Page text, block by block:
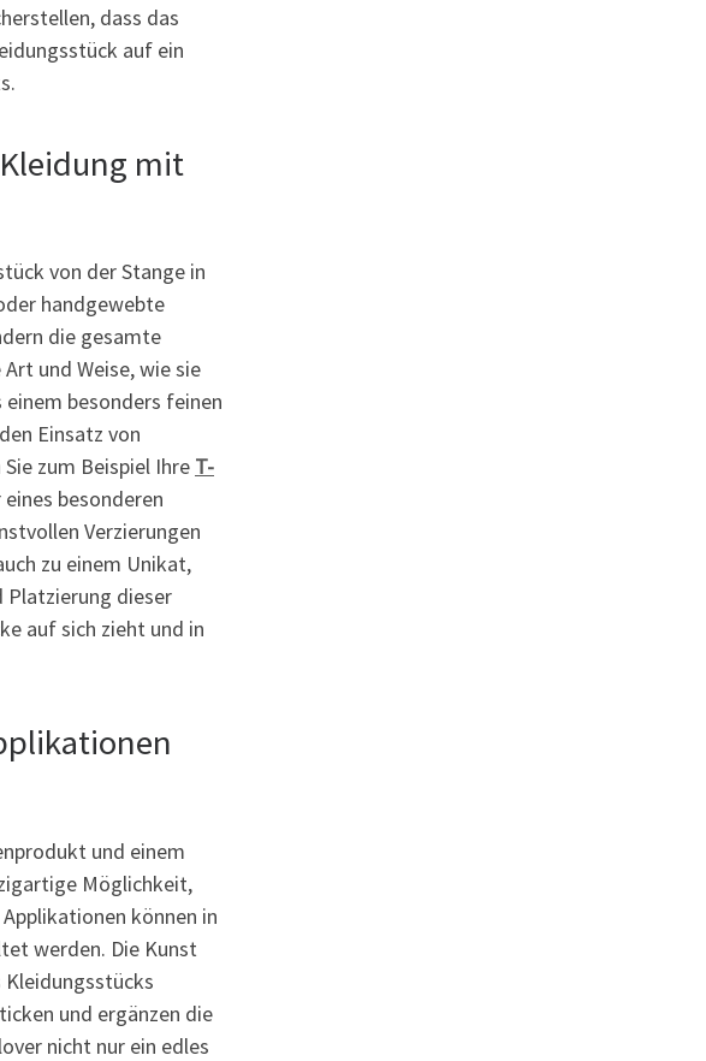
dass das
auf ein
mit
von der Stange in
handgewebte
die gesamte
und Weise, wie sie
besonders feinen
Einsatz von
zum Beispiel Ihre T-
besonderen
Verzierungen
zu einem Unikat,
Platzierung dieser
auf sich zieht und in
und einem
Möglichkeit,
können in
werden. Die Kunst
Kleidungsstücks
und ergänzen die
nicht nur ein edles